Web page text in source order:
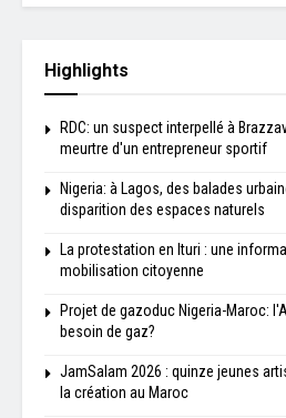
Highlights
RDC: un suspect interpellé à
meurtre d'un entrepreneur sportif
Nigeria: à Lagos, des balades
disparition des espaces naturels
La protestation en Ituri : une
mobilisation citoyenne
Projet de gazoduc Nigeria-Maroc:
besoin de gaz?
JamSalam 2026 : quinze jeunes
la création au Maroc